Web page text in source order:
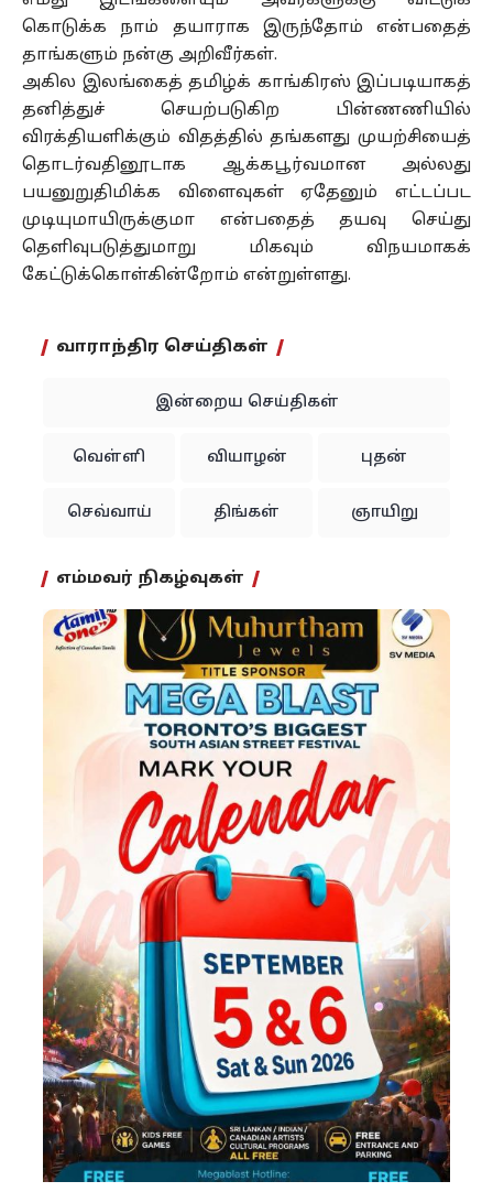
கொடுக்க நாம் தயாராக இருந்தோம் என்பதைத்
தாங்களும் நன்கு அறிவீர்கள்.
அகில இலங்கைத் தமிழ்க் காங்கிரஸ் இப்படியாகத்
தனித்துச் செயற்படுகிற பின்ணணியில்
விரக்தியளிக்கும் விதத்தில் தங்களது முயற்சியைத்
தொடர்வதினூடாக ஆக்கபூர்வமான அல்லது
பயனுறுதிமிக்க விளைவுகள் ஏதேனும் எட்டப்பட
முடியுமாயிருக்குமா என்பதைத் தயவு செய்து
தெளிவுபடுத்துமாறு மிகவும் விநயமாகக்
கேட்டுக்கொள்கின்றோம் என்றுள்ளது.
வாராந்திர செய்திகள்
இன்றைய செய்திகள்
வெள்ளி வியாழன் புதன்
செவ்வாய் திங்கள் ஞாயிறு
எம்மவர் நிகழ்வுகள்